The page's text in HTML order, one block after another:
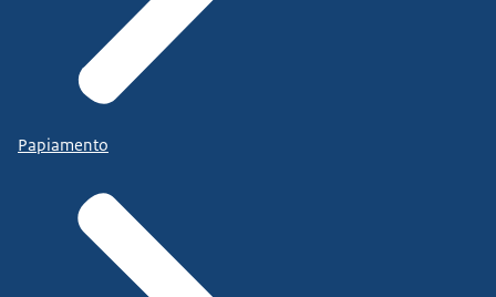
Papiamento